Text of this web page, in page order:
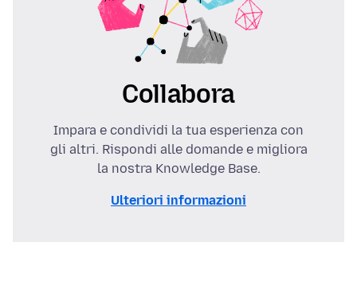
Collabora
Impara e condividi la tua esperienza con
gli altri. Rispondi alle domande e migliora
la nostra Knowledge Base.
Ulteriori informazioni